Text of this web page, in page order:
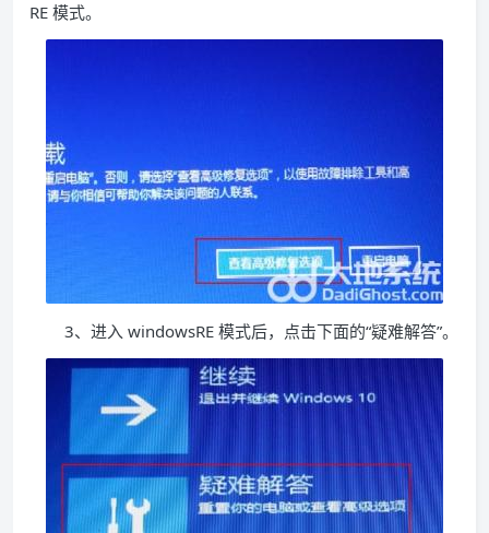
RE 模式。
3、进入 windowsRE 模式后，点击下面的“疑难解答”。